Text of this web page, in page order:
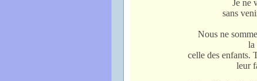
Je ne
sans
Nous ne
la
celle des enfants.
leur